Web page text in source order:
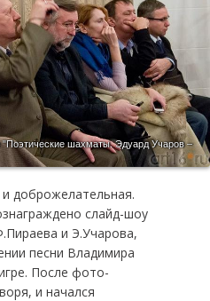
"Поэтические шахматы. Эдуард Учаров –
доброжелательная.
слайд-шоу
и Э.Учарова,
песни Владимира
После фото-
и начался